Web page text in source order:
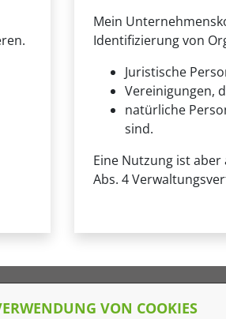
Mein
Identifizierung von
Juristische
Vereinigungen,
natürliche
sind.
Eine Nutzung ist
Abs. 4
Ludwigslust-VON COOKIES